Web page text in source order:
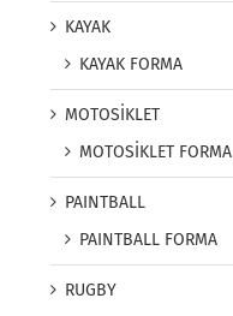
KAYAK
KAYAK FORMA
MOTOSİKLET
MOTOSİKLET FORMA
PAINTBALL
PAINTBALL FORMA
RUGBY